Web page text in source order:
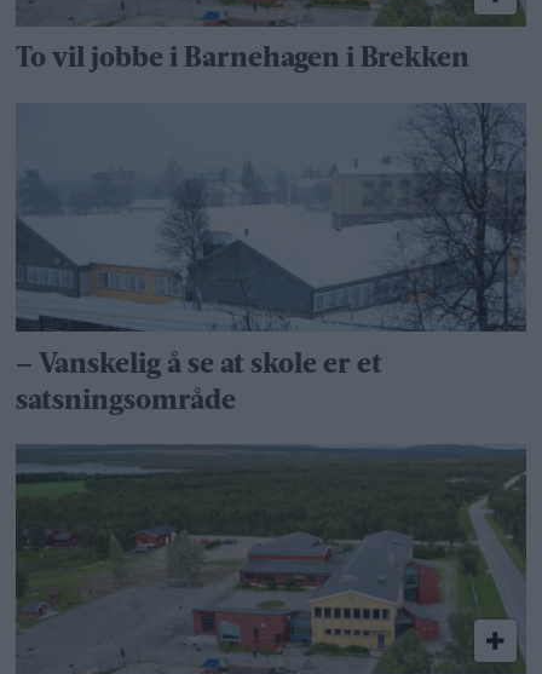
To vil jobbe i Barnehagen i Brekken
– Vanskelig å se at skole er et
satsningsområde